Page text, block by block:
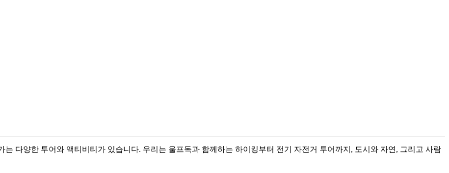
다양한 투어와 액티비티가 있습니다. 우리는 울프독과 함께하는 하이킹부터 전기 자전거 투어까지, 도시와 자연, 그리고 사람